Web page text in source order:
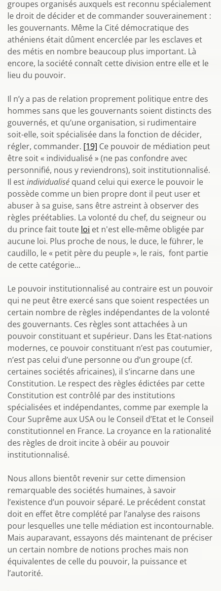
groupes organisés auxquels est reconnu spécialement
le droit de décider et de commander souverainement :
les gouvernants. Même la Cité démocratique des
athéniens était dûment encerclée par les esclaves et
des métis en nombre beaucoup plus important. Là
encore, la société connaît cette division entre elle et le
lieu du pouvoir.
Il n’y a pas de relation proprement politique entre des
hommes sans que les gouvernants soient distincts des
gouvernés, et qu’une organisation, si rudimentaire
soit-elle, soit spécialisée dans la fonction de décider,
régler, commander. [19] Ce pouvoir de médiation peut
être soit « individualisé » (ne pas confondre avec
personnifié, nous y reviendrons), soit institutionnalisé.
Il estindividualisé quand celui qui exerce le pouvoir le
possède comme un bien propre dont il peut user et
abuser à sa guise, sans être astreint à observer des
règles préétablies. La volonté du chef, du seigneur ou
du prince fait toute loi et n'est elle-même obligée par
aucune loi. Plus proche de nous, le duce, le führer, le
caudillo, le « petit père du peuple », le rais, font partie
de cette catégorie...
Le pouvoir institutionnalisé au contraire est un pouvoir
qui ne peut être exercé sans que soient respectées un
certain nombre de règles indépendantes de la volonté
des gouvernants. Ces règles sont attachées à un
pouvoir constituant et supérieur. Dans les Etat-nations
modernes, ce pouvoir constituant n’est pas coutumier,
n’est pas celui d’une personne ou d’un groupe (cf.
certaines sociétés africaines), il s’incarne dans une
Constitution. Le respect des règles édictées par cette
Constitution est contrôlé par des institutions
spécialisées et indépendantes, comme par exemple la
Cour Suprême aux USA ou le Conseil d’Etat et le Conseil
constitutionnel en France. La croyance en la rationalité
des règles de droit incite à obéir au pouvoir
institutionnalisé.
Nous allons bientôt revenir sur cette dimension
remarquable des sociétés humaines, à savoir
l’existence d’un pouvoir séparé. Le précédent constat
doit en effet être complété par l’analyse des raisons
pour lesquelles une telle médiation est incontournable.
Mais auparavant, essayons dés maintenant de préciser
un certain nombre de notions proches mais non
équivalentes de celle du pouvoir, la puissance et
l’autorité.